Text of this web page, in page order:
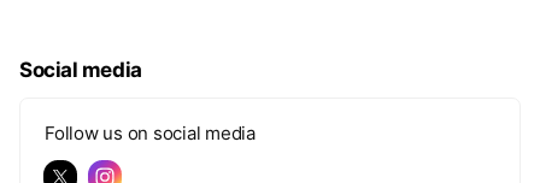
Social media
Follow us on social media